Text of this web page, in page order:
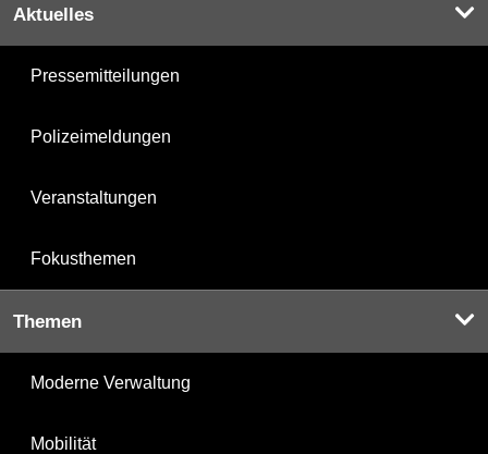
Aktuelles
Pressemitteilungen
Polizeimeldungen
Veranstaltungen
Fokusthemen
Themen
Moderne Verwaltung
Mobilität